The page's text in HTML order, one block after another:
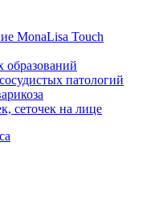
MonaLisa Touch
образований
патологий
сеточек на лице